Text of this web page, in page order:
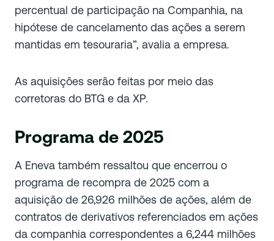
percentual de participação na Companhia, na
hipótese de cancelamento das ações a serem
mantidas em tesouraria”, avalia a empresa.
As aquisições serão feitas por meio das
corretoras do BTG e da XP.
Programa de 2025
A Eneva também ressaltou que encerrou o
programa de recompra de 2025 com a
aquisição de 26,926 milhões de ações, além de
contratos de derivativos referenciados em ações
da companhia correspondentes a 6,244 milhões